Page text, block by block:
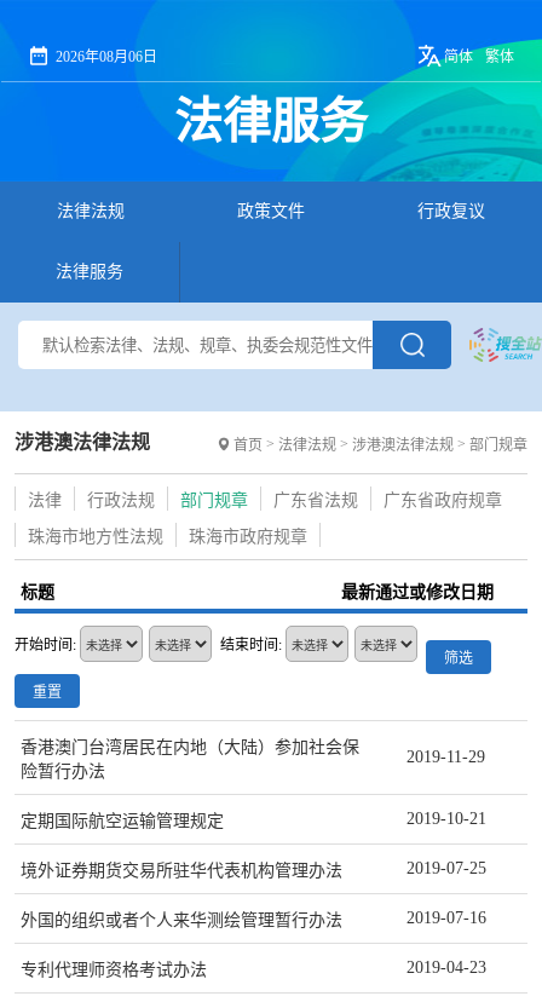
法律服务
2026年08月06日 简体 繁体
法律法规 政策文件 行政复议
法律服务
涉港澳法律法规 首页 > 法律法规 > 涉港澳法律法规 > 部门规章
法律 行政法规 部门规章 广东省法规
广东省政府规章
珠海市地方性法规
珠海市政府规章
标题 最新通过或修改日期
开始时间:
结束时间:
筛选
重置
香港澳门台湾居民在内地（大陆）参加社会保
险暂行办法
2019-11-29
定期国际航空运输管理规定 2019-10-21
境外证券期货交易所驻华代表机构管理办法 2019-07-25
外国的组织或者个人来华测绘管理暂行办法 2019-07-16
专利代理师资格考试办法 2019-04-23